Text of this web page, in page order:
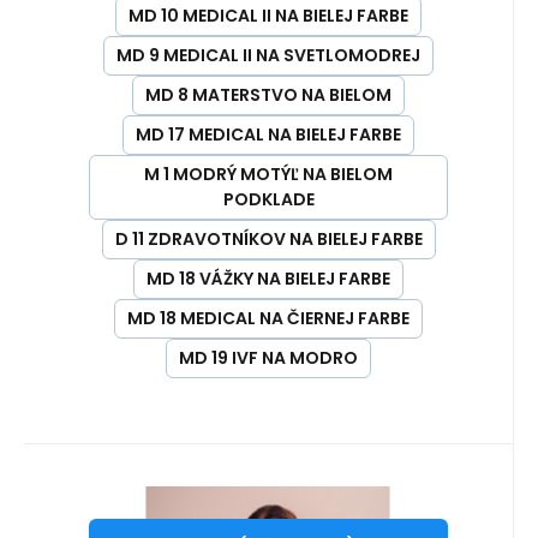
MD 10 MEDICAL II NA BIELEJ FARBE
MD 9 MEDICAL II NA SVETLOMODREJ
MD 8 MATERSTVO NA BIELOM
MD 17 MEDICAL NA BIELEJ FARBE
M 1 MODRÝ MOTÝĽ NA BIELOM
PODKLADE
D 11 ZDRAVOTNÍKOV NA BIELEJ FARBE
MD 18 VÁŽKY NA BIELEJ FARBE
MD 18 MEDICAL NA ČIERNEJ FARBE
MD 19 IVF NA MODRO
Šaty LADY PREMIUM so vzorom
SKR-W-BS-SP-M
od64.02EUR
zakázková výroba do 10 dnů
- VYBRAŤ -
XS 34 S 36
M 38